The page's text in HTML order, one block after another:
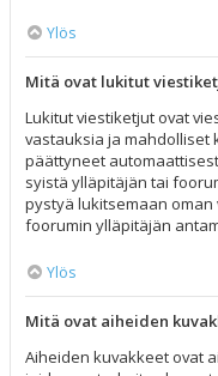
Ylös
Mitä ovat lukitut
Lukitut viestiketjut ovat
vastauksia ja mahdolliset
päättyneet
syistä ylläpitäjän tai
pystyä lukitsemaan
foorumin ylläpitäjän
Ylös
Mitä ovat aiheiden
Aiheiden kuvakkeet ovat